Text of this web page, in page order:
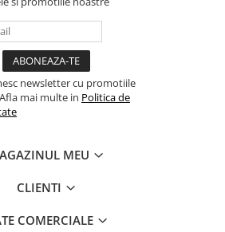
newsletter cu promotiile
mai multe in Politica de
MEU
CLIENTI
COMERCIALE